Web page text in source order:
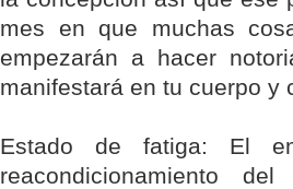
mes en que muchas
empezarán a hacer
manifestará en tu cuerpo y
Estado de fatiga: El
reacondicionamiento